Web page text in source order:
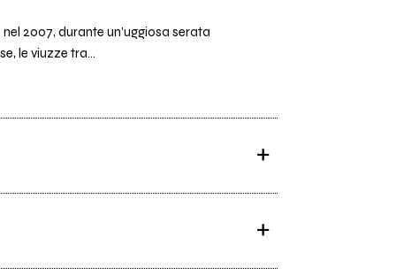
2007, durante un’uggiosa serata
le viuzze tra...